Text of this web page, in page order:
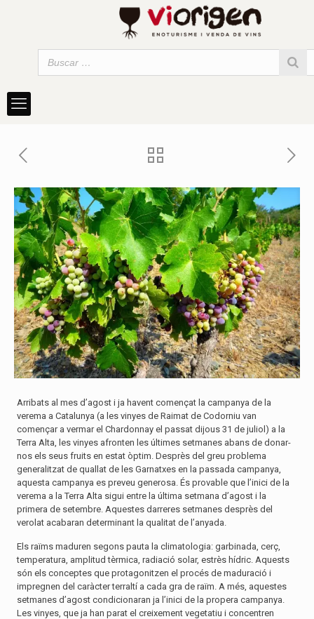
Arribats al mes d’agost i ja havent començat la campanya de la
verema a Catalunya (a les vinyes de Raimat de Codorniu van
començar a vermar el Chardonnay el passat dijous 31 de juliol) a la
Terra Alta, les vinyes afronten les últimes setmanes abans de donar-
nos els seus fruits en estat òptim. Desprès del greu problema
generalitzat de quallat de les Garnatxes en la passada campanya,
aquesta campanya es preveu generosa. És provable que l’inici de la
verema a la Terra Alta sigui entre la última setmana d’agost i la
primera de setembre. Aquestes darreres setmanes desprès del
verolat acabaran determinant la qualitat de l’anyada.
Els raïms maduren segons pauta la climatologia: garbinada, cerç,
temperatura, amplitud tèrmica, radiació solar, estrès hídric. Aquests
són els conceptes que protagonitzen el procés de maduració i
impregnen del caràcter terraltí a cada gra de raïm. A més, aquestes
setmanes d’agost condicionaran ja l’inici de la propera campanya.
Les vinyes, que ja han parat el creixement vegetatiu i concentren